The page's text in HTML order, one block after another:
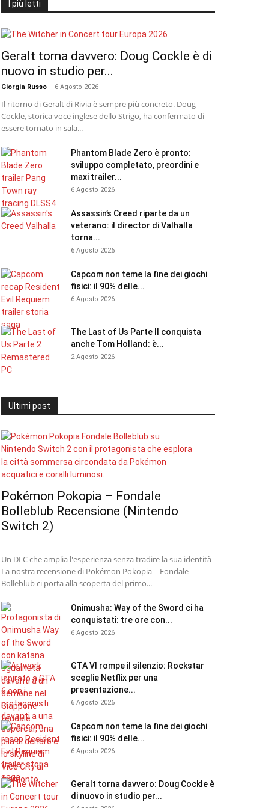
I più letti
Geralt torna davvero: Doug Cockle è di
nuovo in studio per...
Giorgia Russo - 6 Agosto 2026
Il ritorno di Geralt di Rivia è sempre più concreto. Doug
Cockle, storica voce inglese dello Strigo, ha confermato di
essere tornato in sala...
Phantom Blade Zero è pronto:
sviluppo completato, preordini e
maxi trailer...
6 Agosto 2026
Assassin’s Creed riparte da un
veterano: il director di Valhalla
torna...
6 Agosto 2026
Capcom non teme la fine dei giochi
fisici: il 90% delle...
6 Agosto 2026
The Last of Us Parte II conquista
anche Tom Holland: è...
2 Agosto 2026
Ultimi post
Pokémon Pokopia – Fondale
Bolleblub Recensione (Nintendo
Switch 2)
Un DLC che amplia l'esperienza senza tradire la sua identità
La nostra recensione di Pokémon Pokopia – Fondale
Bolleblub ci porta alla scoperta del primo...
Onimusha: Way of the Sword ci ha
conquistati: tre ore con...
6 Agosto 2026
GTA VI rompe il silenzio: Rockstar
sceglie Netflix per una
presentazione...
6 Agosto 2026
Capcom non teme la fine dei giochi
fisici: il 90% delle...
6 Agosto 2026
Geralt torna davvero: Doug Cockle è
di nuovo in studio per...